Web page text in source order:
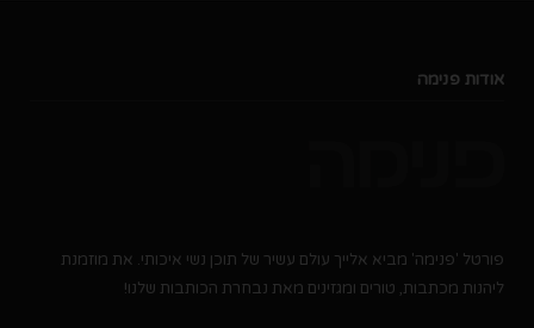
אודות פנימה
פורטל 'פנימה' מביא אלייך עולם עשיר של תוכן נשי איכותי. את מוזמנת
ליהנות מכתבות, טורים ומגזינים מאת נבחרת הכותבות שלנו!